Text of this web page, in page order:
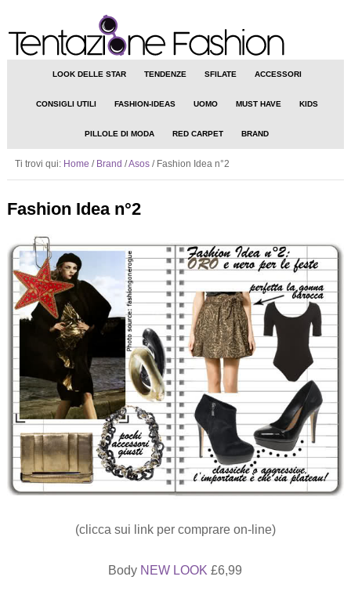
LOOK DELLE STAR TENDENZE SFILATE ACCESSORI
CONSIGLI UTILI FASHION-IDEAS UOMO MUST HAVE KIDS
PILLOLE DI MODA RED CARPET BRAND
Ti trovi qui: Home / Brand /Asos /Fashion Idea n°2
Fashion Idea n°2
(clicca sui link per comprare on-line)
Body NEW LOOK £6,99